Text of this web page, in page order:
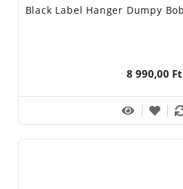
Black Label Hanger Dumpy
8 990,00 Ft